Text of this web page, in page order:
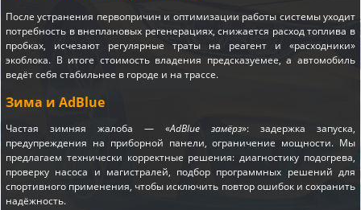
После устранения первопричин и оптимизации работы системы уходит
потребность в внеплановых регенерациях, снижается расход топлива в
пробках, исчезают регулярные траты на реагент и «расходники»
экоблока. В итоге стоимость владения предсказуемее, а автомобиль
ведёт себя стабильнее в городе и на трассе.
Зима и AdBlue
Частая зимняя жалоба — «AdBlue замёрз»: задержка запуска,
предупреждения на приборной панели, ограничение мощности. Мы
предлагаем технически корректные решения: диагностику подогрева,
проверку насоса и магистралей, подбор программных решений для
спортивного применения, чтобы исключить повтор ошибок и сохранить
надёжность.